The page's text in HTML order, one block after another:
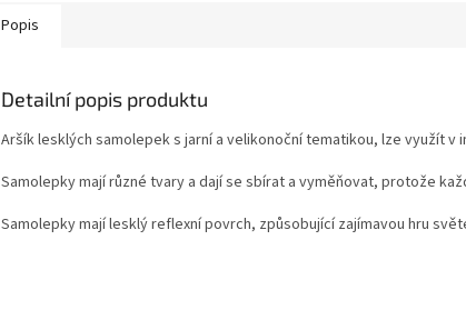
Popis
Detailní popis produktu
Aršík lesklých samolepek s jarní a velikonoční tematikou, lze využít
Samolepky mají různé tvary a dají se sbírat a vyměňovat, protože
Samolepky mají lesklý reflexní povrch, způsobující zajímavou hru